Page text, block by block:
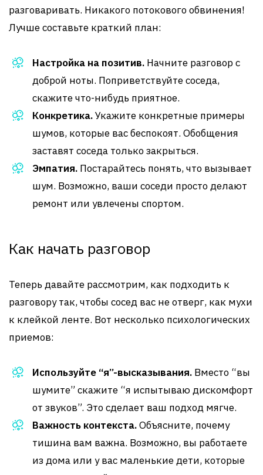
разговаривать. Никакого потокового обвинения!
Лучше составьте краткий план:
Настройка на позитив. Начните разговор с
доброй ноты. Поприветствуйте соседа,
скажите что-нибудь приятное.
Конкретика.Укажите конкретные примеры
шумов, которые вас беспокоят. Обобщения
заставят соседа только закрыться.
Эмпатия. Постарайтесь понять, что вызывает
шум. Возможно, ваши соседи просто делают
ремонт или увлечены спортом.
Как начать разговор
Теперь давайте рассмотрим, как подходить к
разговору так, чтобы сосед вас не отверг, как мухи
к клейкой ленте. Вот несколько психологических
приемов:
Используйте “я”-высказывания. Вместо “вы
шумите” скажите “я испытываю дискомфорт
от звуков”. Это сделает ваш подход мягче.
Важность контекста.Объясните, почему
тишина вам важна. Возможно, вы работаете
из дома или у вас маленькие дети, которые